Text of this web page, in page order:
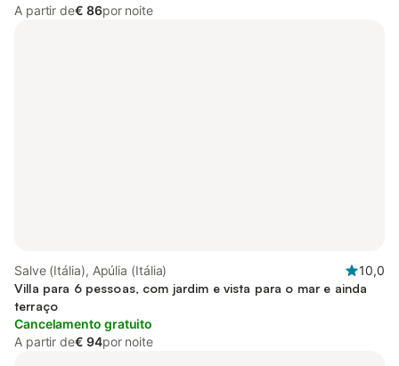
A partir de€ 86por noite
Salve (Itália), Apúlia (Itália)
10,0
Villa para 6 pessoas, com jardim e vista para o mar e ainda
terraço
Cancelamento gratuito
A partir de€ 94por noite